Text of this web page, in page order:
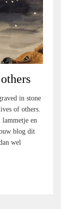
in stone
of others.
lammetje en
blog dit
wel